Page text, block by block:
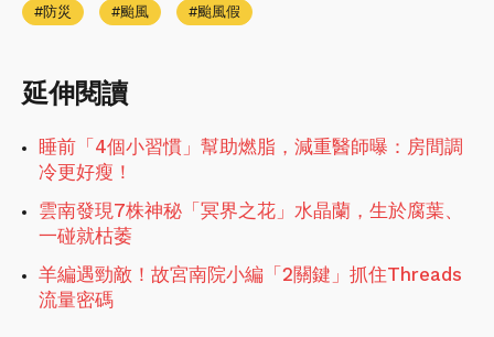
防災 颱風 颱風假
延伸閱讀
睡前「4個小習慣」幫助燃脂，減重醫師曝：房間調
冷更好瘦！
雲南發現7株神秘「冥界之花」水晶蘭，生於腐葉、
一碰就枯萎
羊編遇勁敵！故宮南院小編「2關鍵」抓住Threads
流量密碼